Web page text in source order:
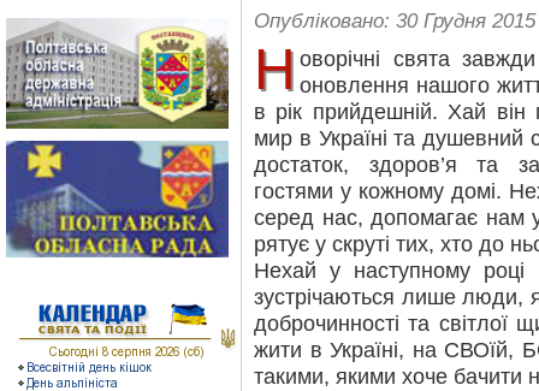
Опубліковано: 30 Грудня 2015
Н оворічні свята
оновлення нашого
в рік прийдешній. Хай
мир в Україні та
достаток, здоров’я та
гостями у кожному домі.
серед нас, допомагає нам
рятує у скруті тих, хто до
Нехай у наступному
зустрічаються лише люди,
доброчинності та світлої
жити в Україні, на СВОїй,
такими, якими хоче бачити